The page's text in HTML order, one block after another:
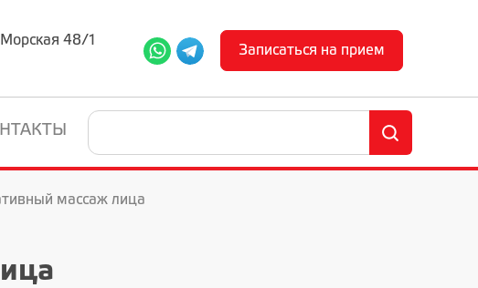
48/1
Записаться на прием
массаж лица